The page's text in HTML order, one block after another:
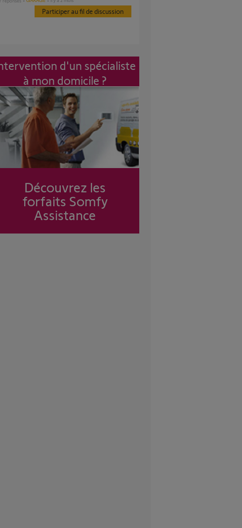
Participer au fil de discussion
d'un spécialiste
à mon domicile ?
Découvrez les
forfaits Somfy
Assistance